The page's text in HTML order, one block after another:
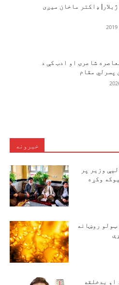
ډاکتر ماخان میږی
شاعرۍ او ادب کې د
پسرلي مقام
خبرونه
وزیر پر
وکړه
روښانه
او بدخلقه